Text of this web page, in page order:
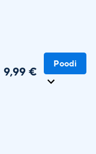
9,99 €
Poodi